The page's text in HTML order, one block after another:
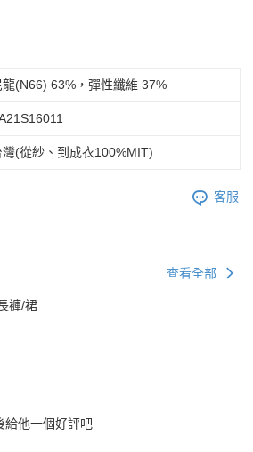
龍(N66) 63%，彈性纖維 37%
灣(從紗、到成衣100%MIT)
客服
查看全部
褲/裙
給他一個好評吧